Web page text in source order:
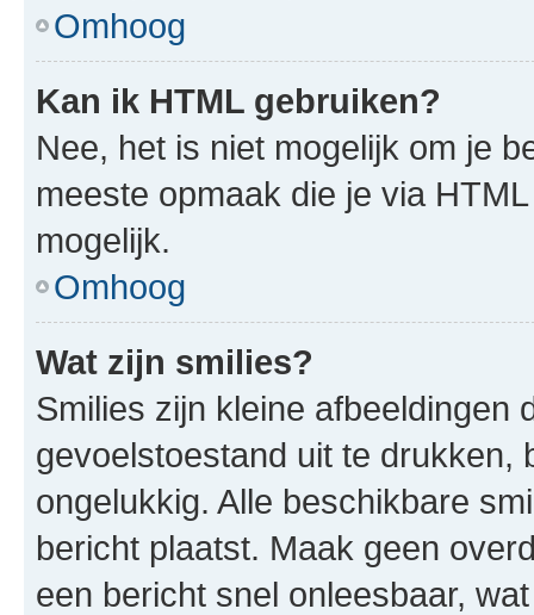
Omhoog
Kan ik HTML gebruiken?
Nee, het is niet mogelijk om je
meeste opmaak die je via
mogelijk.
Omhoog
Wat zijn smilies?
Smilies zijn kleine afbeeldingen
gevoelstoestand uit te drukken,
ongelukkig. Alle beschikbare
bericht plaatst. Maak geen
een bericht snel onleesbaar,